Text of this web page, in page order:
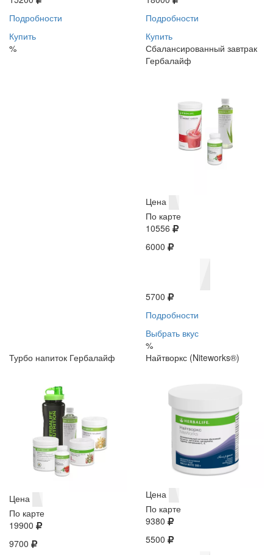
Подробности
Купить
%
Подробности
Купить
Сбалансированный завтрак
Гербалайф
Цена
По карте
10556
6000
5700
Подробности
Выбрать вкус
%
Турбо напиток Гербалайф
Цена
По карте
19900
9700
Найтворкс (Niteworks®)
Цена
По карте
9380
5500